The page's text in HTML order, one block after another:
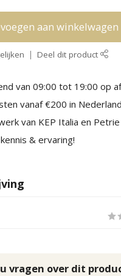
aan winkelwagen
Deel dit product
van 09:00 tot 19:00 op
vanaf €200 in Nederland
van KEP Italia en
& ervaring!
vragen over dit